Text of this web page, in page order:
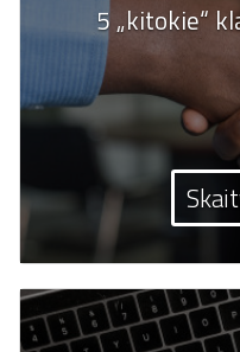
5 „kitokie“